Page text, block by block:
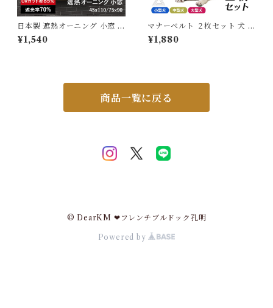
日本製 遮熱オーニング 小窓 日
除け シェード 【サイズ】 45×
110cm 遮熱効果-16℃ 屋外 遮
ンダ バルコニー 省エネ 節約
¥1,540
マナーベルト ２枚セット 犬 フ
レンチブルドック カバー オム
ツ 幅広マナーベルト オス 男の
ITEM038
¥1,880
商品一覧に戻る
© DearKM ❤︎フレンチブルドック孔明
Powered by